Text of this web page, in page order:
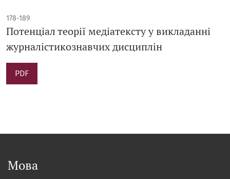
178-189
Потенціал теорії медіатексту у викладанні
журналістикознавчих дисциплін
PDF
Мова